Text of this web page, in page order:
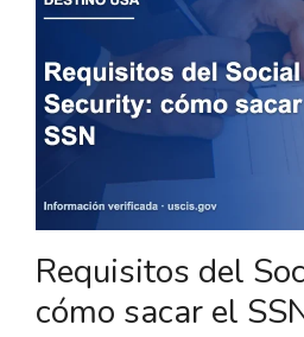
Requisitos del
cómo sacar el